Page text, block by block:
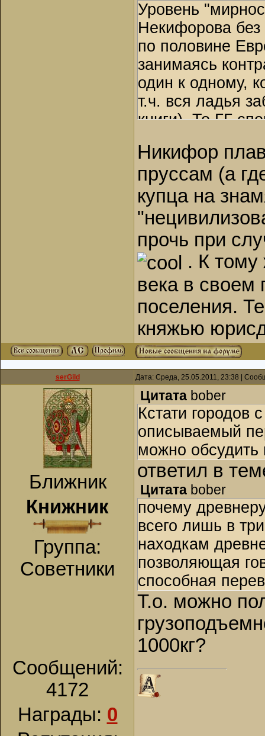
Уровень
Некифорова без
по половине
занимаясь
один к одному,
т.ч. вся ладья
книги). То ГГ
мирные
Никифор
пруссам (а
купца на
прочь при
. К тому
века в своем
поселения.
княжью
serGild Дата: Среда, 25.05.2011, 23:38 |
Ближник
Книжник
Группа:
Советники
Сообщений:
4172
Награды: 0
Цитата bober
Кстати городов
описываемый
можно
ответил в
Цитата bober
почему
всего лишь в
находкам
позволяющая
способная
Т.о. можно
1000кг?